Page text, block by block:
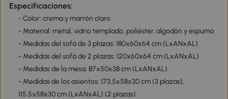
Especificaciones:
- Color: crema y marrón claro
- Material: metal, vidrio templado, poliéster, algodón y espuma
- Medidas del sofá de 3 plazas: 180x60x64 cm (LxANxAL)
- Medidas del sofá de 2 plazas: 120x60x64 cm (LxANxAL)
- Medidas de la mesa: 87x50x38 cm (LxANxAL)
- Medidas de los asientos: 173,5x58x30 cm (3 plazas),
115,5x58x30 cm (LxANxAL) (2 plazas)